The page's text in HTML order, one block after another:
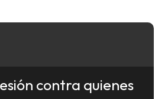
contra quienes